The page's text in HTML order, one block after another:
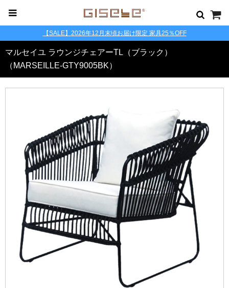
【SALE】2026年12月末頃お届け限定 家具25％OFF
マルセイユ ラウンジチェアーTL（ブラック）
（MARSEILLE-GTY9005BK）